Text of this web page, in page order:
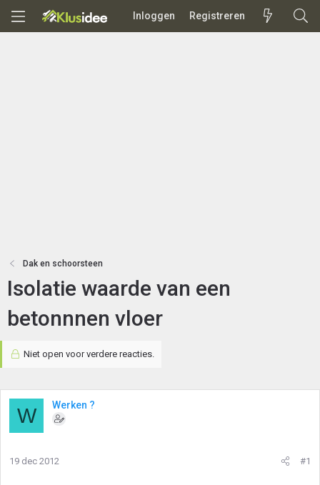
Inloggen Registreren
Dak en schoorsteen
Isolatie waarde van een
betonnnen vloer
Niet open voor verdere reacties.
W Werken ?
19 dec 2012 #1